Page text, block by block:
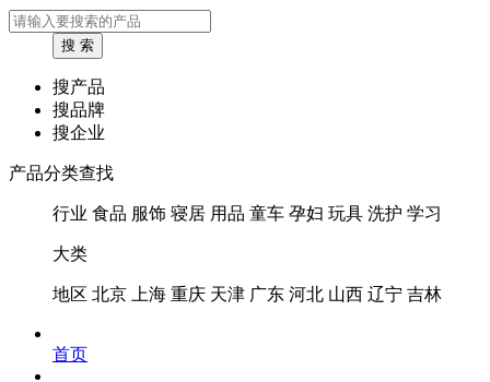
搜产品
搜品牌
搜企业
产品分类查找
行业 食品 服饰 寝居 用品 童车 孕妇 玩具 洗护 学习
大类
地区 北京 上海 重庆 天津 广东 河北 山西 辽宁 吉林
首页